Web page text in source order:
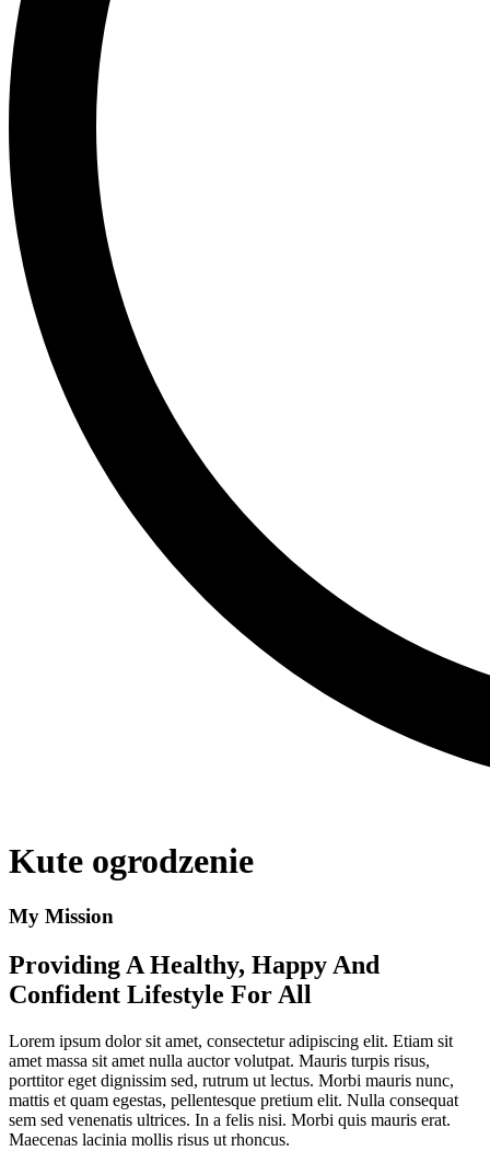
Kute ogrodzenie
My Mission
Providing A Healthy, Happy And
Confident Lifestyle For All
Lorem ipsum dolor sit amet, consectetur adipiscing elit. Etiam sit
amet massa sit amet nulla auctor volutpat. Mauris turpis risus,
porttitor eget dignissim sed, rutrum ut lectus. Morbi mauris nunc,
mattis et quam egestas, pellentesque pretium elit. Nulla consequat
sem sed venenatis ultrices. In a felis nisi. Morbi quis mauris erat.
Maecenas lacinia mollis risus ut rhoncus.